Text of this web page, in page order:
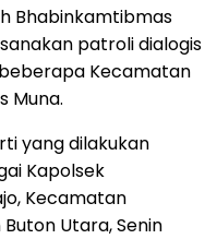
Bhabinkamtibmas
patroli dialogis
Kecamatan
Muna.
yang dilakukan
Kapolsek
Kecamatan
Utara, Senin